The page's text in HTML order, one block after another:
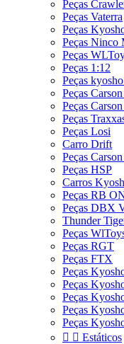
Peças
Peças Vaterra
Peças
Peças Ninco
Peças
Peças 1:12
Peças
Peças
Peças
Peças
Peças Losi
Carro Drift
Peças
Peças HSP
Carros
Peças RB
Peças DBX
Thunder
Peças
Peças RGT
Peças FTX
Peças
Peças
Peças
Peças
Peças
  Estáticos